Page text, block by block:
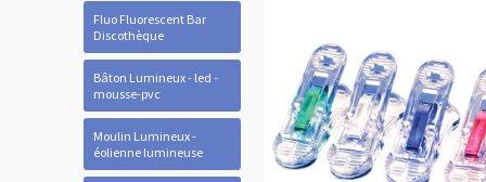
Fluo Fluorescent Bar
Discothèque
Bâton Lumineux - led -
mousse-pvc
Moulin Lumineux -
éolienne lumineuse